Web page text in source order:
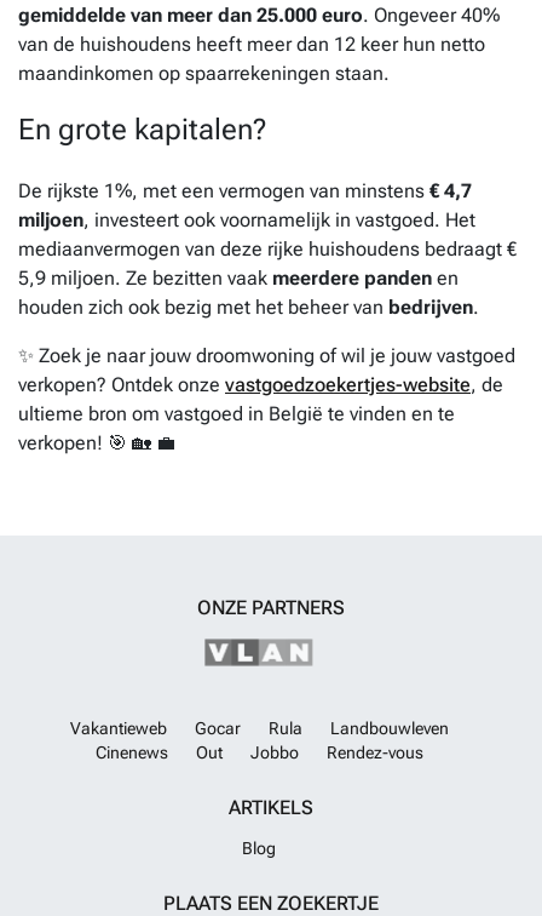
gemiddelde van meer dan 25.000 euro. Ongeveer 40%
van de huishoudens heeft meer dan 12 keer hun netto
maandinkomen op spaarrekeningen staan.
En grote kapitalen?
De rijkste 1%, met een vermogen van minstens € 4,7
miljoen, investeert ook voornamelijk in vastgoed. Het
mediaanvermogen van deze rijke huishoudens bedraagt €
5,9 miljoen. Ze bezitten vaak meerdere panden en
houden zich ook bezig met het beheer van bedrijven.
✨ Zoek je naar jouw droomwoning of wil je jouw vastgoed
verkopen? Ontdek onze vastgoedzoekertjes-website, de
ultieme bron om vastgoed in België te vinden en te
verkopen! 🎯 🏡 💼
ONZE PARTNERS
Vakantieweb Gocar Rula
Landbouwleven
Cinenews
Out Jobbo Rendez-vous
ARTIKELS
Blog
PLAATS EEN ZOEKERTJE